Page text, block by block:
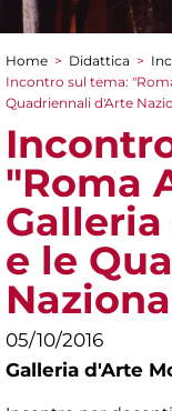
Tu sei qui
Home > Didattica >
Incontro sul tema:
Quadriennali d'Arte
"Roma
e le
05/10/2016
Galleria d'Arte